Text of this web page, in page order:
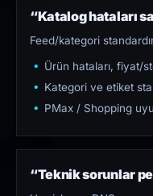
“Katalog hataları
Feed/kategori
Ürün hataları, fiyat/
Kategori ve etiket
PMax / Shopping
“Teknik sorunlar